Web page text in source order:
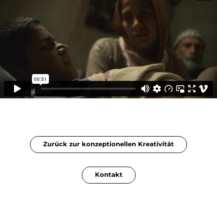
Zurück zur konzeptionellen Kreativität
Kontakt